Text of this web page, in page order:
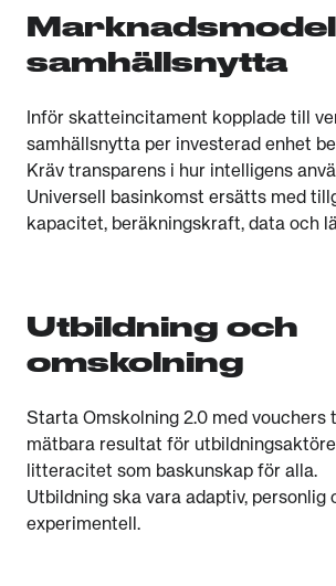
samhällsnytta
Inför skatteincitament kopplade till
samhällsnytta per investerad enhet
Kräv transparens i hur intelligens
Universell basinkomst ersätts med
kapacitet, beräkningskraft, data och
Utbildning och
omskolning
Starta Omskolning 2.0 med vouchers
mätbara resultat för
litteracitet som baskunskap för alla.
Utbildning ska vara adaptiv, personlig
experimentell.